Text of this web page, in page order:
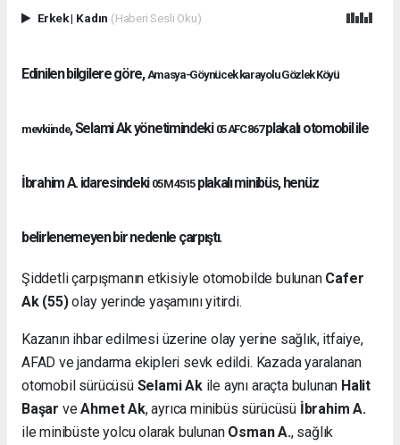
Erkek| Kadın (Haberi Sesli Oku)
Edinilen bilgilere göre, Amasya-Göynücek karayolu Gözlek Köyü
mevkiinde, Selami Ak yönetimindeki 05 AFC 867plakalı otomobil ile
İbrahim A. idaresindeki 05 M 4515plakalı minibüs, henüz
belirlenemeyen bir nedenle çarpıştı.
Şiddetli çarpışmanın etkisiyle otomobilde bulunan Cafer
Ak (55)olay yerinde yaşamını yitirdi.
Kazanın ihbar edilmesi üzerine olay yerine sağlık, itfaiye,
AFAD ve jandarma ekipleri sevk edildi. Kazada yaralanan
otomobil sürücüsü Selami Akile aynı araçta bulunan Halit
Başar veAhmet Ak, ayrıca minibüs sürücüsü İbrahim A.
ile minibüste yolcu olarak bulunan Osman A., sağlık